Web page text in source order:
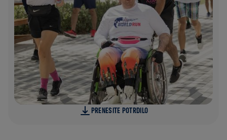
PRENESITE POTRDILO